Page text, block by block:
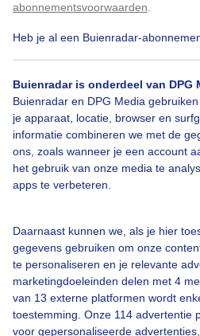
abonnementsvoorwaarden
Heb je al een Buienradar-
Buienradar is onderdeel van DPG
Buienradar en DPG Media
je apparaat, locatie, browser en
informatie combineren we met de
ons, zoals wanneer je een account
het gebruik van onze media te
apps te verbeteren.
Daarnaast kunnen we, als je hier
gegevens gebruiken om onze
te personaliseren en je relevante
marketingdoeleinden delen met 4
van 13 externe platformen wordt
toestemming. Onze 114 advertentie
voor gepersonaliseerde
Over Buienradar
Bedrijfsgegevens
Veelgestelde vragen
Contact
Toegankelijkheid
Buienradar Team
Privacy beleid
Cookie beleid
Privacy instellingen